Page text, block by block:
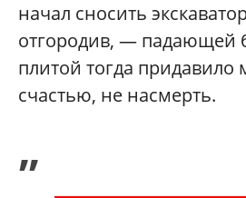
начал сносить
отгородив, — падающей
плитой тогда придавило
счастью, не насмерть.
„